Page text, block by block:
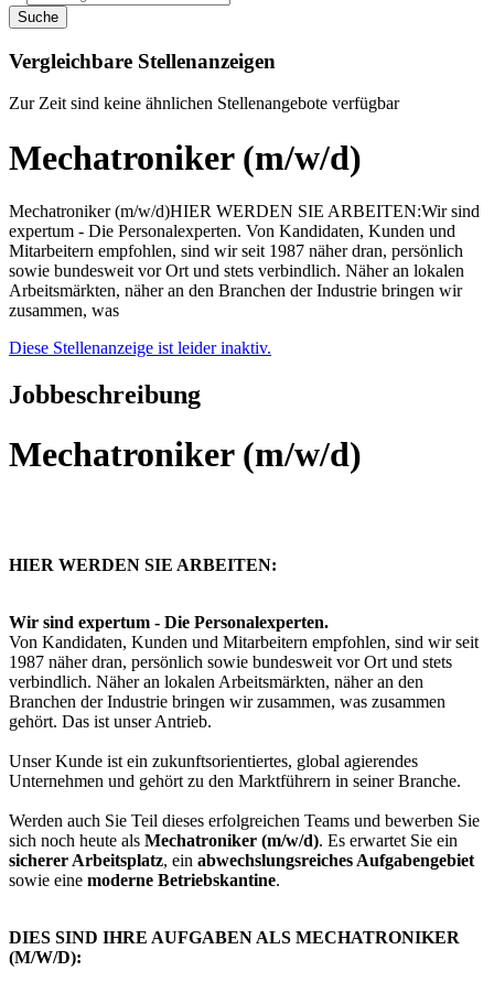
Suche
Vergleichbare Stellenanzeigen
Zur Zeit sind keine ähnlichen Stellenangebote verfügbar
Mechatroniker (m/w/d)
Mechatroniker (m/w/d)HIER WERDEN SIE ARBEITEN:Wir sind
expertum - Die Personalexperten. Von Kandidaten, Kunden und
Mitarbeitern empfohlen, sind wir seit 1987 näher dran, persönlich
sowie bundesweit vor Ort und stets verbindlich. Näher an lokalen
Arbeitsmärkten, näher an den Branchen der Industrie bringen wir
zusammen, was
Diese Stellenanzeige ist leider inaktiv.
Jobbeschreibung
Mechatroniker (m/w/d)
HIER WERDEN SIE ARBEITEN:
Wir sind expertum - Die Personalexperten.
Von Kandidaten, Kunden und Mitarbeitern empfohlen, sind wir seit
1987 näher dran, persönlich sowie bundesweit vor Ort und stets
verbindlich. Näher an lokalen Arbeitsmärkten, näher an den
Branchen der Industrie bringen wir zusammen, was zusammen
gehört. Das ist unser Antrieb.
Unser Kunde ist ein zukunftsorientiertes, global agierendes
Unternehmen und gehört zu den Marktführern in seiner Branche.
Werden auch Sie Teil dieses erfolgreichen Teams und bewerben Sie
sich noch heute als Mechatroniker (m/w/d). Es erwartet Sie ein
sicherer Arbeitsplatz, ein abwechslungsreiches Aufgabengebiet
sowie eine moderne Betriebskantine.
DIES SIND IHRE AUFGABEN ALS MECHATRONIKER
(M/W/D):